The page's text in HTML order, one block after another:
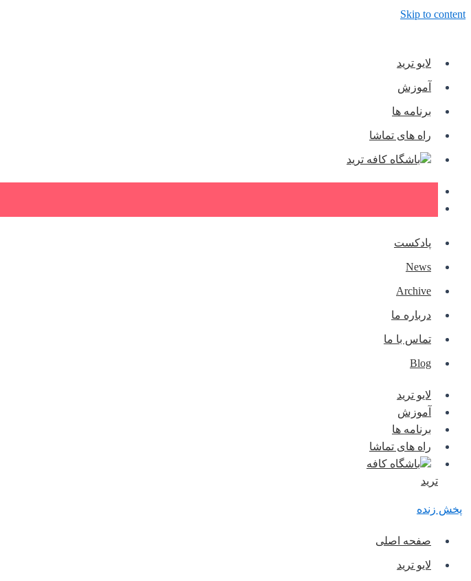
Skip to content
لایو ترید
آموزش
برنامه ها
راه های تماشا
باشگاه کافه ترید
پادکست
News
Archive
درباره ما
تماس با ما
Blog
لایو ترید
آموزش
برنامه ها
راه های تماشا
باشگاه کافه
ترید
پخش زنده
صفحه اصلی
لایو ترید